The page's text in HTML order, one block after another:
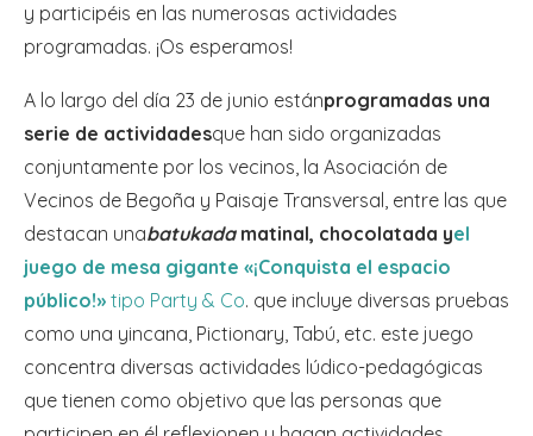
y participéis en las numerosas actividades
programadas. ¡Os esperamos!
A lo largo del día 23 de junio estánprogramadas una
serie de actividadesque han sido organizadas
conjuntamente por los vecinos, la Asociación de
Vecinos de Begoña y Paisaje Transversal, entre las que
destacan unabatukadamatinal, chocolatada yel
juego de mesa gigante «¡Conquista el espacio
público!» tipo Party & Co. que incluye diversas pruebas
como una yincana, Pictionary, Tabú, etc. este juego
concentra diversas actividades lúdico-pedagógicas
que tienen como objetivo que las personas que